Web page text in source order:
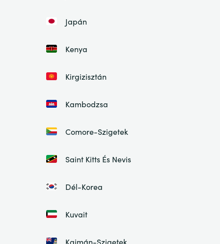
Japán
Kenya
Kirgizisztán
Kambodzsa
Comore-Szigetek
Saint Kitts És Nevis
Dél-Korea
Kuvait
Kajmán-Szigetek